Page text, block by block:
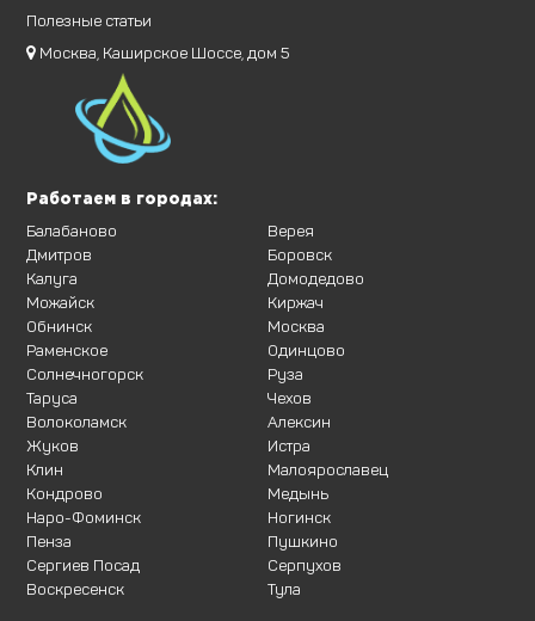
Полезные статьи
Москва, Каширское Шоссе, дом 5
Работаем в городах:
Балабаново
Дмитров
Калуга
Можайск
Обнинск
Раменское
Солнечногорск
Таруса
Верея
Боровск
Домодедово
Киржач
Москва
Одинцово
Руза
Чехов
Волоколамск
Жуков
Клин
Кондрово
Наро-Фоминск
Пенза
Сергиев Посад
Воскресенск
Алексин
Истра
Малоярославец
Медынь
Ногинск
Пушкино
Серпухов
Тула